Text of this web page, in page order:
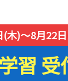
木)～8月22
習 受